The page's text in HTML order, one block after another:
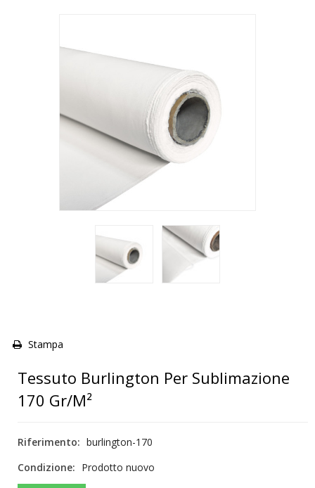
Stampa
Tessuto Burlington Per Sublimazione
170 Gr/m²
Riferimento: burlington-170
Condizione: Prodotto nuovo